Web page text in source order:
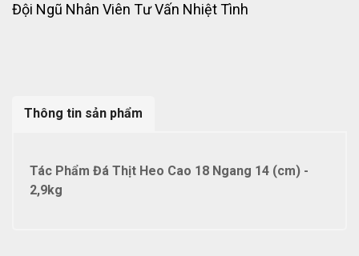
Đội Ngũ Nhân Viên Tư Vấn Nhiệt Tình
Thông tin sản phẩm
Tác Phẩm Đá Thịt Heo Cao 18 Ngang 14 (cm) -
2,9kg